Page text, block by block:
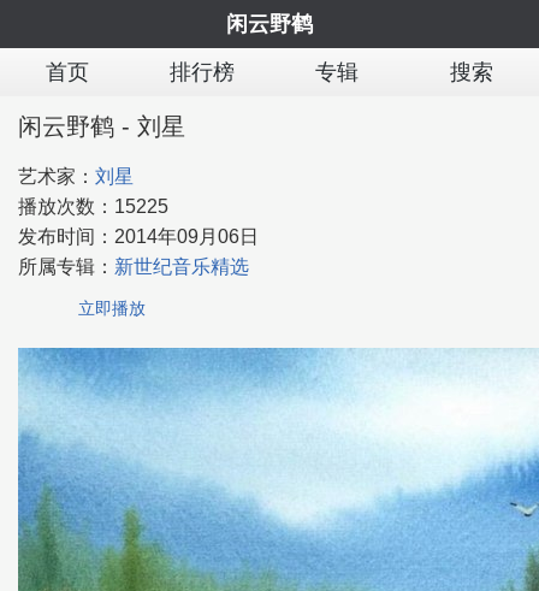
闲云野鹤
首页
排行榜 专辑 搜索
闲云野鹤 - 刘星
艺术家： 刘星
播放次数： 15225
发布时间： 2014年09月06日
所属专辑： 新世纪音乐精选
立即播放